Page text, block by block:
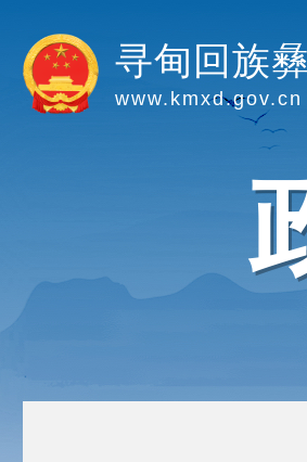
寻甸回族
www.kmxd.gov.cn